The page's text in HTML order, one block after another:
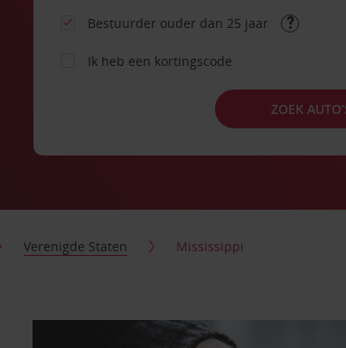
Bestuurder ouder dan 25 jaar
Ik heb een kortingscode
ZOEK
Verenigde Staten Mississippi